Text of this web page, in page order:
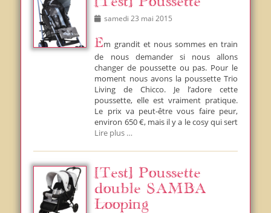
Posted
samedi 23 mai 2015
Em grandit et nous sommes en train
de nous demander si nous allons
changer de poussette ou pas. Pour le
moment nous avons la poussette Trio
Living de Chicco. Je l’adore cette
poussette, elle est vraiment pratique.
Le prix va peut-être vous faire peur,
environ 650 €, mais il y a le cosy qui sert
Lire plus …
[Test] Poussette
double SAMBA
Looping